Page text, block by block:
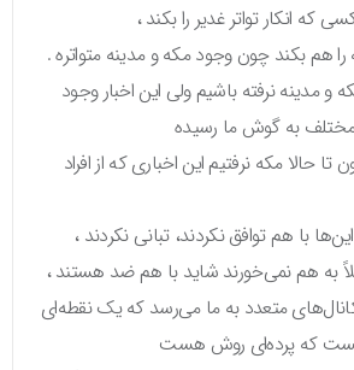
که انکار تواتر غدیر را بکند ،
را هم بکند چون وجود مکه و مدینه متواتره .
مدینه نرفته باشیم ولی این اخبار وجود
به گوش ما رسیده
حالا مکه نرفتیم این اخباری که از افراد
با هم توافق نکردند، تبانی نکردند ،
به هم نمی‌خورند شاید با هم ضد هستند ،
متعدد به ما می‌رسد که یک نقطه‌ای
که پرده‌ای روش هست